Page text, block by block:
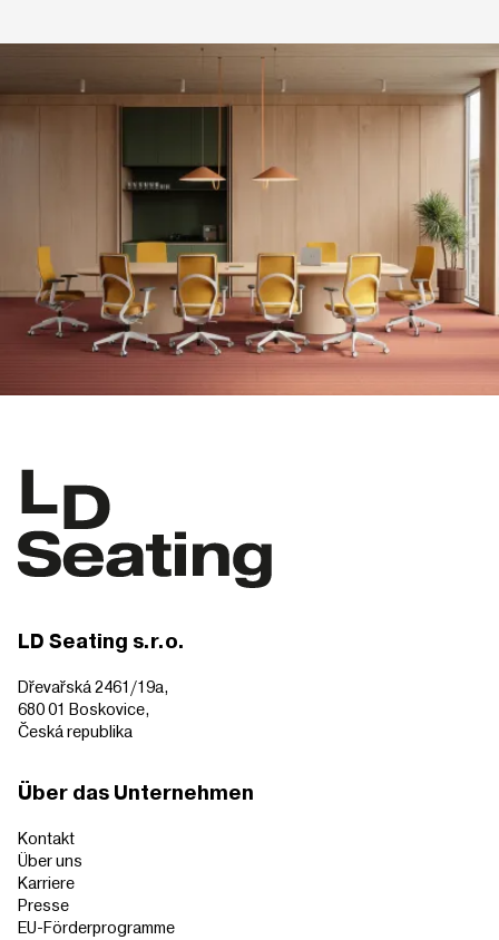
LD Seating s.r.o.
Dřevařská 2461/19a,
680 01 Boskovice,
Česká republika
Über das Unternehmen
Kontakt
Über uns
Karriere
Presse
EU-Förderprogramme